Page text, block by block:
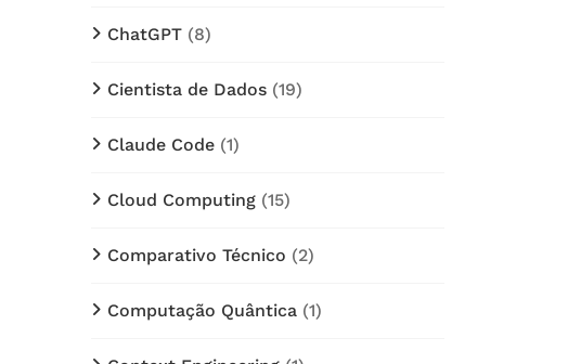
ChatGPT (8)
Cientista de Dados (19)
Claude Code (1)
Cloud Computing (15)
Comparativo Técnico (2)
Computação Quântica (1)